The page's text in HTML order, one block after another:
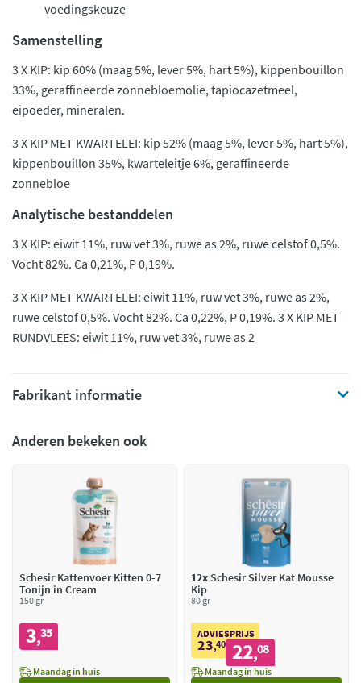
voedingskeuze
Samenstelling
3 X KIP: kip 60% (maag 5%, lever 5%, hart 5%), kippenbouillon
33%, geraffineerde zonnebloemolie, tapiocazetmeel,
eipoeder, mineralen.
3 X KIP MET KWARTELEI: kip 52% (maag 5%, lever 5%, hart 5%),
kippenbouillon 35%, kwarteleitje 6%, geraffineerde
zonnebloe
Analytische bestanddelen
3 X KIP: eiwit 11%, ruw vet 3%, ruwe as 2%, ruwe celstof 0,5%.
Vocht 82%. Ca 0,21%, P 0,19%.
3 X KIP MET KWARTELEI: eiwit 11%, ruw vet 3%, ruwe as 2%,
ruwe celstof 0,5%. Vocht 82%. Ca 0,22%, P 0,19%. 3 X KIP MET
RUNDVLEES: eiwit 11%, ruw vet 3%, ruwe as 2
Fabrikant informatie
Anderen bekeken ook
Schesir Kattenvoer Kitten 0-7
Tonijn in Cream
150 gr
3,35
Maandag in huis
12x Schesir Silver Kat Mousse
Kip
80 gr
ADVIESPRIJS
23,40 22,08
Maandag in huis